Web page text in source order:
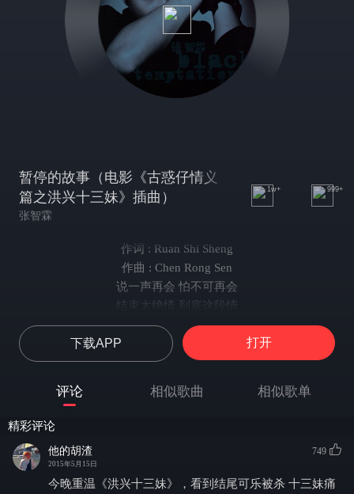
暂停的故事（电影《古惑仔情义
篇之洪兴十三妹》插曲）
张智霖
1w+ 999+
作词 : Ruan Shi Sheng
作曲 : Chen Rong Sen
说一声再会 怕不可再会
结束太绝情 到底这段情
究竟算暂停 或算是曾经
你不相信吧 我的心里话
这刻欠共鸣
当初心倾双方都承认
中段竟是分别时
下载APP 打开
评论 相似歌曲 相似歌单
精彩评论
他的胡渣
2015年5月15日
749
今晚重温《洪兴十三妹》，看到结尾可乐被杀 十三妹痛